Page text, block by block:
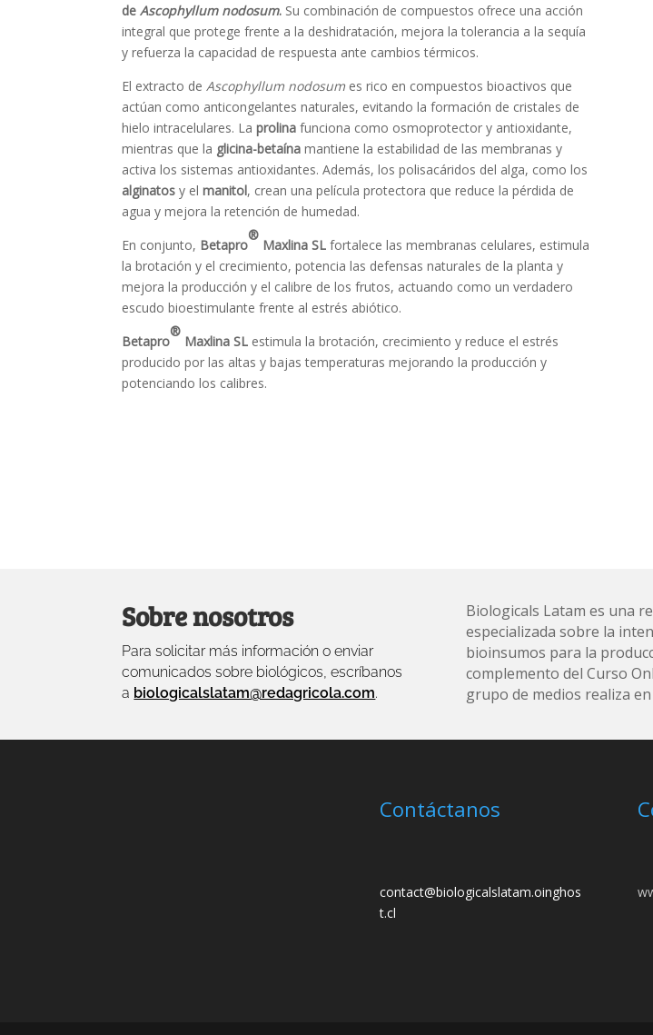
deAscophyllum nodosum. Su combinación de compuestos ofrece una acción
integral que protege frente a la deshidratación, mejora la tolerancia a la sequía
y refuerza la capacidad de respuesta ante cambios térmicos.
El extracto deAscophyllum nodosum es rico en compuestos bioactivos que
actúan como anticongelantes naturales, evitando la formación de cristales de
hielo intracelulares. Laprolina funciona como osmoprotector y antioxidante,
mientras que la glicina-betaína mantiene la estabilidad de las membranas y
activa los sistemas antioxidantes. Además, los polisacáridos del alga, como los
alginatos y elmanitol, crean una película protectora que reduce la pérdida de
agua y mejora la retención de humedad.
En conjunto, Betapro
®
Maxlina SL fortalece las membranas celulares, estimula
la brotación y el crecimiento, potencia las defensas naturales de la planta y
mejora la producción y el calibre de los frutos, actuando como un verdadero
escudo bioestimulante frente al estrés abiótico.
Betapro
®
Maxlina SL estimula la brotación, crecimiento y reduce el estrés
producido por las altas y bajas temperaturas mejorando la producción y
potenciando los calibres.
Sobre nosotros
Para solicitar más información o enviar
comunicados sobre biológicos, escríbanos
a biologicalslatam@redagricola.com.
Biologicals Latam es una
especializada sobre la
bioinsumos para la
complemento del Curso
grupo de medios realiza
Contáctanos
contact@biologicalslatam.oinghos
t.cl